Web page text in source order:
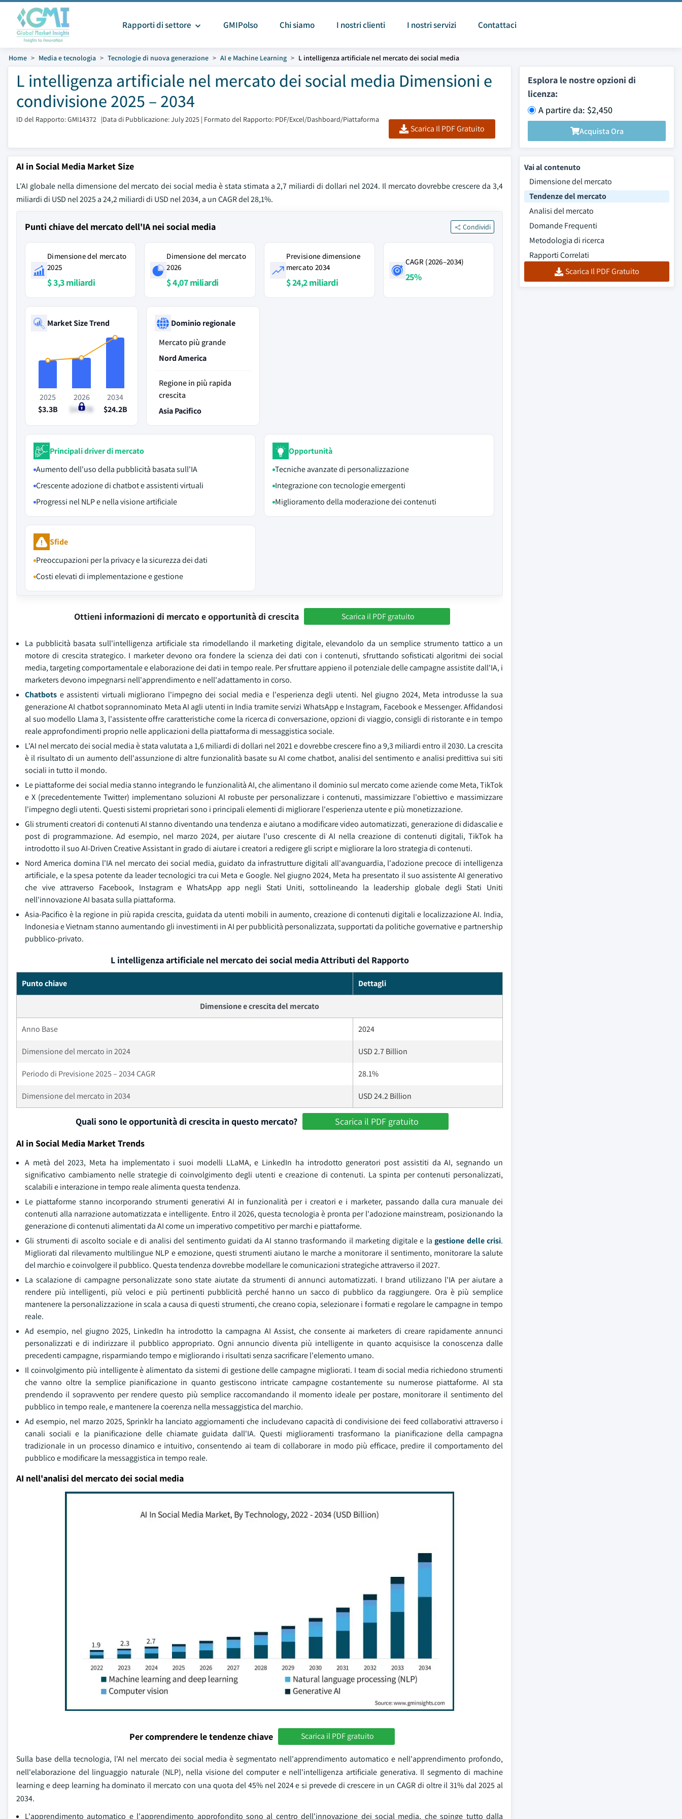
Rapporti di settore GMIPolso Chi siamo I nostri clienti I nostri servizi Contattaci
Home Media e tecnologia Tecnologie di nuova generazione AI e Machine Learning L intelligenza artificiale nel mercato dei social media
L intelligenza artificiale nel mercato dei social media Dimensioni e
condivisione 2025 – 2034
ID del Rapporto: GMI14372 |Data di Pubblicazione: July 2025 | Formato del Rapporto: PDF/Excel/Dashboard/Piattaforma
Scarica Il PDF Gratuito
Esplora le nostre opzioni di
licenza:
A partire da: $2,450
Acquista Ora
AI in Social Media Market Size
L'AI globale nella dimensione del mercato dei social media è stata stimata a 2,7 miliardi di dollari nel 2024. Il mercato dovrebbe crescere da 3,4
miliardi di USD nel 2025 a 24,2 miliardi di USD nel 2034, a un CAGR del 28,1%.
Punti chiave del mercato dell'IA nei social media Condividi
Dimensione del mercato
2025
$ 3,3 miliardi
Dimensione del mercato
2026
$ 4,07 miliardi
Previsione dimensione
mercato 2034
$ 24,2 miliardi
CAGR (2026–2034)
25%
Market Size Trend
2025
$3.3B
2026
$4.07B
2034
$24.2B
Dominio regionale
Mercato più grande
Nord America
Regione in più rapida
crescita
Asia Pacifico
Principali driver di mercato
Aumento dell'uso della pubblicità basata sull'IA
Crescente adozione di chatbot e assistenti virtuali
Progressi nel NLP e nella visione artificiale
Opportunità
Tecniche avanzate di personalizzazione
Integrazione con tecnologie emergenti
Miglioramento della moderazione dei contenuti
Sfide
Preoccupazioni per la privacy e la sicurezza dei dati
Costi elevati di implementazione e gestione
Ottieni informazioni di mercato e opportunità di crescita Scarica il PDF gratuito
La pubblicità basata sull'intelligenza artificiale sta rimodellando il marketing digitale, elevandolo da un semplice strumento tattico a un
motore di crescita strategico. I marketer devono ora fondere la scienza dei dati con i contenuti, sfruttando sofisticati algoritmi dei social
media, targeting comportamentale e elaborazione dei dati in tempo reale. Per sfruttare appieno il potenziale delle campagne assistite dall'IA, i
marketers devono impegnarsi nell'apprendimento e nell'adattamento in corso.
Chatbots e assistenti virtuali migliorano l'impegno dei social media e l'esperienza degli utenti. Nel giugno 2024, Meta introdusse la sua
generazione AI chatbot soprannominato Meta AI agli utenti in India tramite servizi WhatsApp e Instagram, Facebook e Messenger. Affidandosi
al suo modello Llama 3, l'assistente offre caratteristiche come la ricerca di conversazione, opzioni di viaggio, consigli di ristorante e in tempo
reale approfondimenti proprio nelle applicazioni della piattaforma di messaggistica sociale.
L'AI nel mercato dei social media è stata valutata a 1,6 miliardi di dollari nel 2021 e dovrebbe crescere fino a 9,3 miliardi entro il 2030. La crescita
è il risultato di un aumento dell'assunzione di altre funzionalità basate su AI come chatbot, analisi del sentimento e analisi predittiva sui siti
sociali in tutto il mondo.
Le piattaforme dei social media stanno integrando le funzionalità AI, che alimentano il dominio sul mercato come aziende come Meta, TikTok
e X (precedentemente Twitter) implementano soluzioni AI robuste per personalizzare i contenuti, massimizzare l'obiettivo e massimizzare
l'impegno degli utenti. Questi sistemi proprietari sono i principali elementi di migliorare l'esperienza utente e più monetizzazione.
Gli strumenti creatori di contenuti AI stanno diventando una tendenza e aiutano a modificare video automatizzati, generazione di didascalie e
post di programmazione. Ad esempio, nel marzo 2024, per aiutare l'uso crescente di AI nella creazione di contenuti digitali, TikTok ha
introdotto il suo AI-Driven Creative Assistant in grado di aiutare i creatori a redigere gli script e migliorare la loro strategia di contenuti.
Nord America domina l'IA nel mercato dei social media, guidato da infrastrutture digitali all'avanguardia, l'adozione precoce di intelligenza
artificiale, e la spesa potente da leader tecnologici tra cui Meta e Google. Nel giugno 2024, Meta ha presentato il suo assistente AI generativo
che vive attraverso Facebook, Instagram e WhatsApp app negli Stati Uniti, sottolineando la leadership globale degli Stati Uniti
nell'innovazione AI basata sulla piattaforma.
Asia-Pacifico è la regione in più rapida crescita, guidata da utenti mobili in aumento, creazione di contenuti digitali e localizzazione AI. India,
Indonesia e Vietnam stanno aumentando gli investimenti in AI per pubblicità personalizzata, supportati da politiche governative e partnership
pubblico-privato.
L intelligenza artificiale nel mercato dei social media Attributi del Rapporto
Punto chiave Dettagli
Dimensione e crescita del mercato
Anno Base 2024
Dimensione del mercato in 2024 USD 2.7 Billion
Periodo di Previsione 2025 – 2034 CAGR 28.1%
Dimensione del mercato in 2034 USD 24.2 Billion
Quali sono le opportunità di crescita in questo mercato?
Scarica il PDF gratuito
AI in Social Media Market Trends
A metà del 2023, Meta ha implementato i suoi modelli LLaMA, e LinkedIn ha introdotto generatori post assistiti da AI, segnando un
significativo cambiamento nelle strategie di coinvolgimento degli utenti e creazione di contenuti. La spinta per contenuti personalizzati,
scalabili e interazione in tempo reale alimenta questa tendenza.
Le piattaforme stanno incorporando strumenti generativi AI in funzionalità per i creatori e i marketer, passando dalla cura manuale dei
contenuti alla narrazione automatizzata e intelligente. Entro il 2026, questa tecnologia è pronta per l'adozione mainstream, posizionando la
generazione di contenuti alimentati da AI come un imperativo competitivo per marchi e piattaforme.
Gli strumenti di ascolto sociale e di analisi del sentimento guidati da AI stanno trasformando il marketing digitale e la gestione delle crisi.
Migliorati dal rilevamento multilingue NLP e emozione, questi strumenti aiutano le marche a monitorare il sentimento, monitorare la salute
del marchio e coinvolgere il pubblico. Questa tendenza dovrebbe modellare le comunicazioni strategiche attraverso il 2027.
La scalazione di campagne personalizzate sono state aiutate da strumenti di annunci automatizzati. I brand utilizzano l'IA per aiutare a
rendere più intelligenti, più veloci e più pertinenti pubblicità perché hanno un sacco di pubblico da raggiungere. Ora è più semplice
mantenere la personalizzazione in scala a causa di questi strumenti, che creano copia, selezionare i formati e regolare le campagne in tempo
reale.
Ad esempio, nel giugno 2025, LinkedIn ha introdotto la campagna AI Assist, che consente ai marketers di creare rapidamente annunci
personalizzati e di indirizzare il pubblico appropriato. Ogni annuncio diventa più intelligente in quanto acquisisce la conoscenza dalle
precedenti campagne, risparmiando tempo e migliorando i risultati senza sacrificare l'elemento umano.
Il coinvolgimento più intelligente è alimentato da sistemi di gestione delle campagne migliorati. I team di social media richiedono strumenti
che vanno oltre la semplice pianificazione in quanto gestiscono intricate campagne costantemente su numerose piattaforme. AI sta
prendendo il sopravvento per rendere questo più semplice raccomandando il momento ideale per postare, monitorare il sentimento del
pubblico in tempo reale, e mantenere la coerenza nella messaggistica del marchio.
Ad esempio, nel marzo 2025, Sprinklr ha lanciato aggiornamenti che includevano capacità di condivisione dei feed collaborativi attraverso i
canali sociali e la pianificazione delle chiamate guidata dall'IA. Questi miglioramenti trasformano la pianificazione della campagna
tradizionale in un processo dinamico e intuitivo, consentendo ai team di collaborare in modo più efficace, predire il comportamento del
pubblico e modificare la messaggistica in tempo reale.
AI nell'analisi del mercato dei social media
Per comprendere le tendenze chiave Scarica il PDF gratuito
Sulla base della tecnologia, l'AI nel mercato dei social media è segmentato nell'apprendimento automatico e nell'apprendimento profondo,
nell'elaborazione del linguaggio naturale (NLP), nella visione del computer e nell'intelligenza artificiale generativa. Il segmento di machine
learning e deep learning ha dominato il mercato con una quota del 45% nel 2024 e si prevede di crescere in un CAGR di oltre il 31% dal 2025 al
2034.
L'apprendimento automatico e l'apprendimento approfondito sono al centro dell'innovazione dei social media, che spinge tutto dalla
Vai al contenuto
Dimensione del mercato
Tendenze del mercato
Analisi del mercato
Domande Frequenti
Metodologia di ricerca
Rapporti Correlati
Scarica Il PDF Gratuito